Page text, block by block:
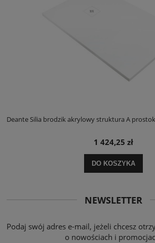
Deante Silia brodzik akrylowy struktura A
1 424,25 zł
DO KOSZYKA
NEWSLETTER
Podaj swój adres e-mail, jeżeli chcesz
o nowościach i